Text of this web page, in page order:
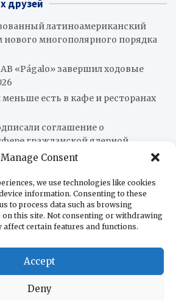
Manage Consent
we use technologies like cookies
information. Consenting to these
to process data such as browsing
this site. Not consenting or withdrawing
affect certain features and functions.
Accept
Deny
друзей
латиноамериканский
многополярного порядка
«Págalo» завершил ходовые
есть в кафе и ресторанах
соглашение о
гражданской ядерной
05.08.2026
о возможном росте
05.08.2026
Ми-171Ш армейской авиации Перу
журналистов в Мексике
в июле сократился на 25%
со стороны Индии